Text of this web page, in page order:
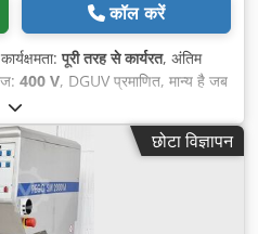
कॉल करें
पूरी तरह से कार्यरत, अंतिम
400 V, DGUV प्रमाणित, मान्य है जब
, कुल वजन:
फ्यूज:16 A, इनपुट आवृत्ति:
छोटा विज्ञापन